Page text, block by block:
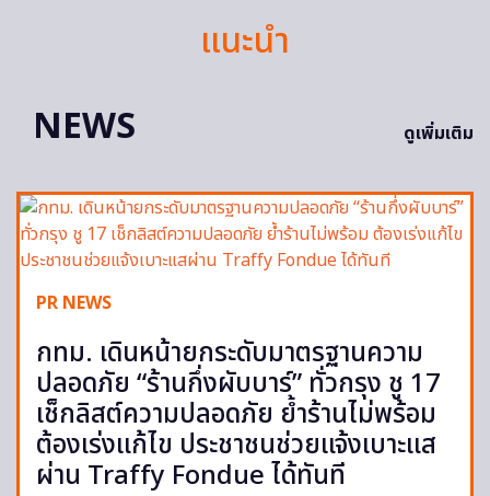
แนะนำ
NEWS
ดูเพิ่มเติม
PR NEWS
กทม. เดินหน้ายกระดับมาตรฐานความ
ปลอดภัย “ร้านกึ่งผับบาร์” ทั่วกรุง ชู 17
เช็กลิสต์ความปลอดภัย ย้ำร้านไม่พร้อม
ต้องเร่งแก้ไข ประชาชนช่วยแจ้งเบาะแส
ผ่าน Traffy Fondue ได้ทันที